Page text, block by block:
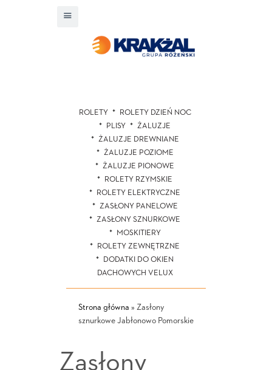
ROLETY
ROLETY DZIEŃ NOC
PLISY
ŻALUZJE
ŻALUZJE DREWNIANE
ŻALUZJE POZIOME
ŻALUZJE PIONOWE
ROLETY RZYMSKIE
ROLETY ELEKTRYCZNE
ZASŁONY PANELOWE
ZASŁONY SZNURKOWE
MOSKITIERY
ROLETY ZEWNĘTRZNE
DODATKI DO OKIEN
DACHOWYCH VELUX
Strona główna » Zasłony
sznurkowe Jabłonowo Pomorskie
Zasłony